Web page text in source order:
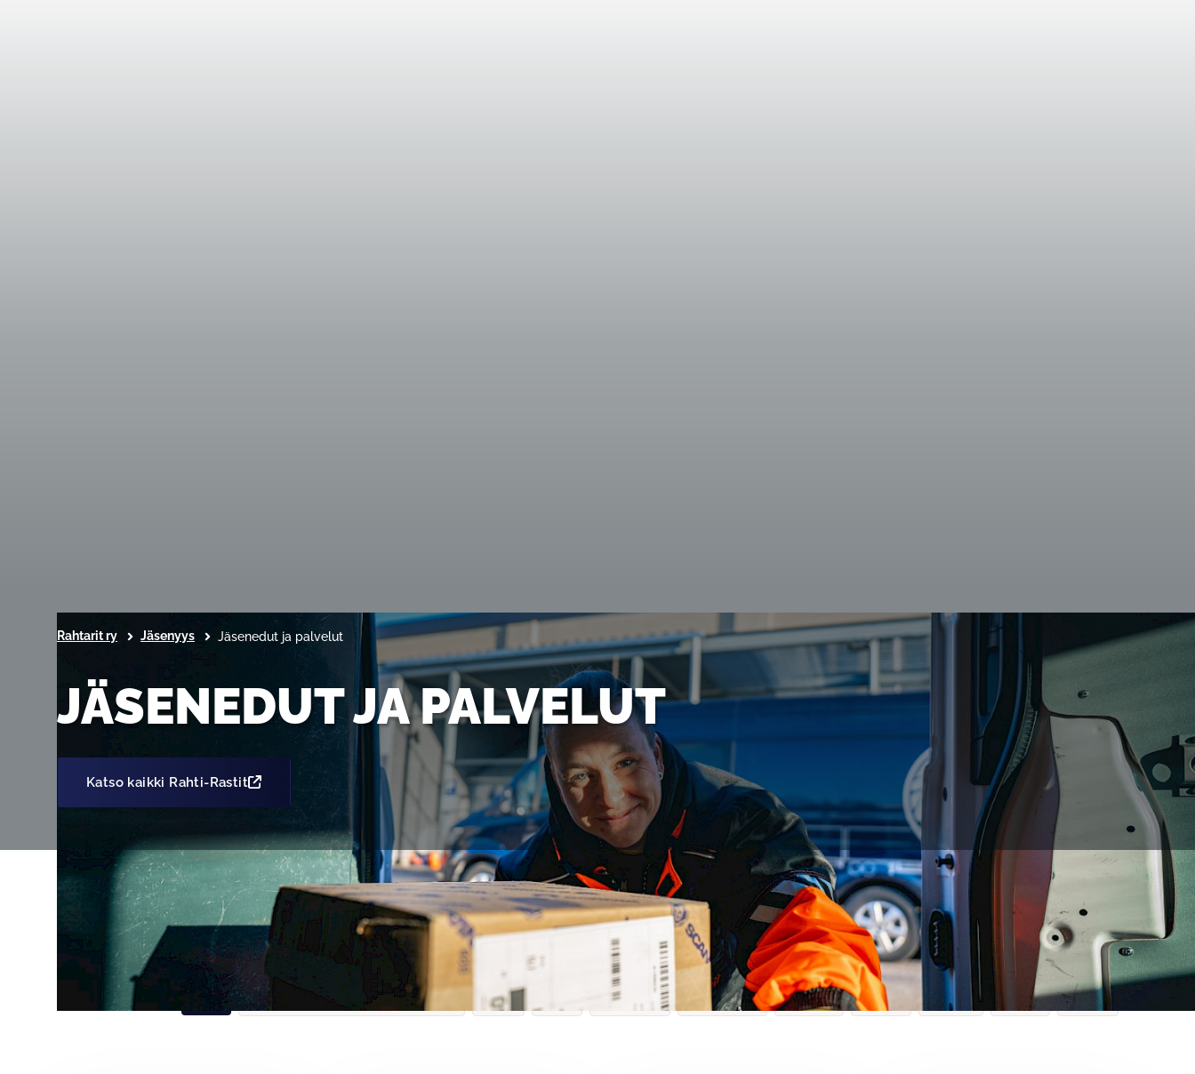
Rahtarit ry Jäsenyys Jäsenedut ja palvelut
JÄSENEDUT JA PALVELUT
Katso kaikki Rahti-Rastit
Valitse kategoria Kaikki Ravintolat / huoltoasemat Koulutukset Katsastukset Vakuutukset Lakiasiat Polttoaineet Vapaa-aika Varusteet / Työasut
Valitse asiasana Ammattipätevyyden jatkokoulutukset AMPK Hyvinvointi Katsastukset Koulutus Kylpylä Majoitus Risteily Varuste